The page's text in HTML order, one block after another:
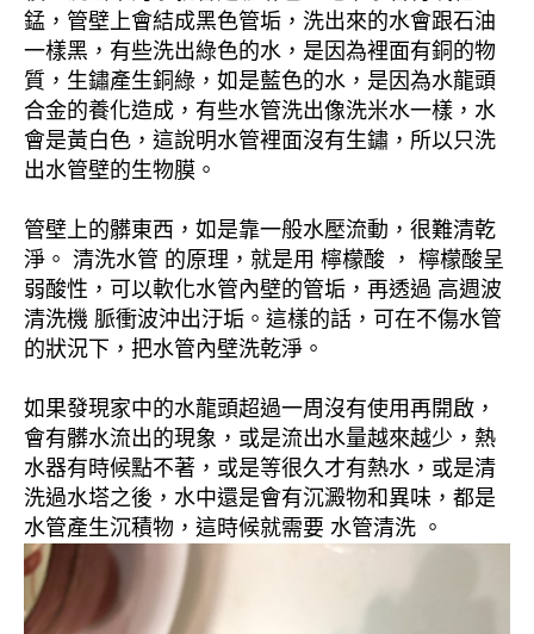
錳，管壁上會結成黑色管垢，洗出來的水會跟石油
一樣黑，有些洗出綠色的水，是因為裡面有銅的物
質，生鏽產生銅綠，如是藍色的水，是因為水龍頭
合金的養化造成，有些水管洗出像洗米水一樣，水
會是黃白色，這說明水管裡面沒有生鏽，所以只洗
出水管壁的生物膜。
管壁上的髒東西，如是靠一般水壓流動，很難清乾
淨。 清洗水管 的原理，就是用 檸檬酸 ， 檸檬酸呈
弱酸性，可以軟化水管內壁的管垢，再透過 高週波
清洗機 脈衝波沖出汙垢。這樣的話，可在不傷水管
的狀況下，把水管內壁洗乾淨。
如果發現家中的水龍頭超過一周沒有使用再開啟，
會有髒水流出的現象，或是流出水量越來越少，熱
水器有時候點不著，或是等很久才有熱水，或是清
洗過水塔之後，水中還是會有沉澱物和異味，都是
水管產生沉積物，這時候就需要 水管清洗 。